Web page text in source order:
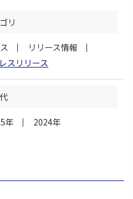
リ
リリース情報
スリリース
年 2024年